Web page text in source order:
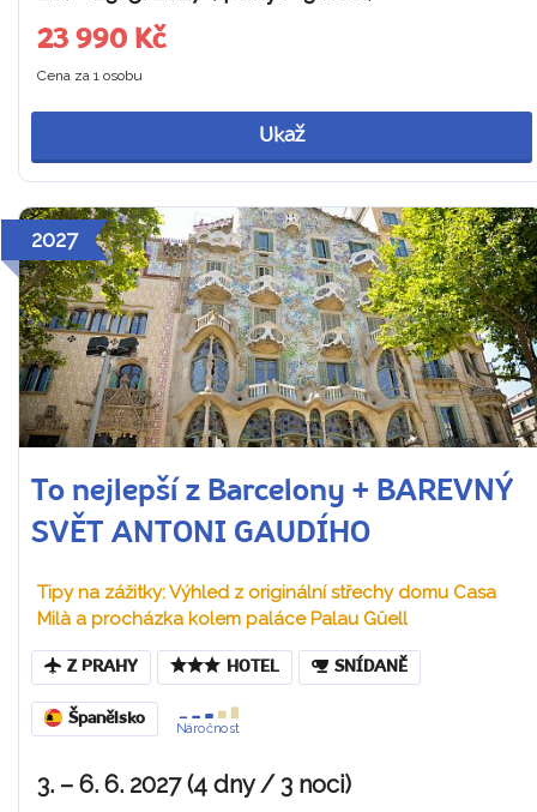
23 990 Kč
Cena za 1 osobu
Ukaž
2027
To nejlepší z Barcelony + BAREVNÝ
SVĚT ANTONI GAUDÍHO
Tipy na zážitky: Výhled z originální střechy domu Casa
Milà a procházka kolem paláce Palau Güell
Z PRAHY HOTEL SNÍDANĚ
Španělsko
Náročnost
3. – 6. 6. 2027 (4 dny / 3 noci)